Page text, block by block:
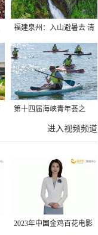
福建泉州：入山避暑去 清
凉好惬意
第十四届海峡青年荟之
2026榕台青年大学生水上
进入视频频道
2023年中国金鸡百花电影